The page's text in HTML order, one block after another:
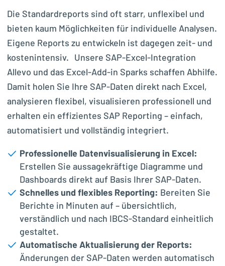
Die Standardreports sind oft starr, unflexibel und
bieten kaum Möglichkeiten für individuelle Analysen.
Eigene Reports zu entwickeln ist dagegen zeit- und
kostenintensiv. Unsere SAP-Excel-Integration
Allevo und das Excel-Add-in Sparks schaffen Abhilfe.
Damit holen Sie Ihre SAP-Daten direkt nach Excel,
analysieren flexibel, visualisieren professionell und
erhalten ein effizientes SAP Reporting – einfach,
automatisiert und vollständig integriert.
Professionelle Datenvisualisierung in Excel:
Erstellen Sie aussagekräftige Diagramme und
Dashboards direkt auf Basis Ihrer SAP-Daten.
Schnelles und flexibles Reporting: Bereiten Sie
Berichte in Minuten auf – übersichtlich,
verständlich und nach IBCS-Standard einheitlich
gestaltet.
Automatische Aktualisierung der Reports:
Änderungen der SAP-Daten werden automatisch